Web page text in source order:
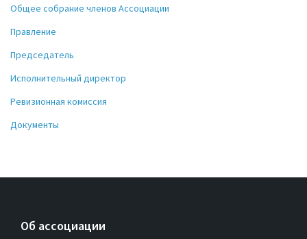
Общее собрание членов Ассоциации
Правление
Председатель
Исполнительный директор
Ревизионная комиссия
Документы
Об ассоциации